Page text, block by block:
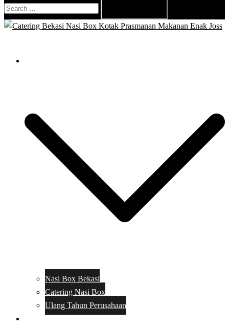
Search
for:
Nasi Box Bekasi
Catering Nasi Box
Ulang Tahun Perusahaan